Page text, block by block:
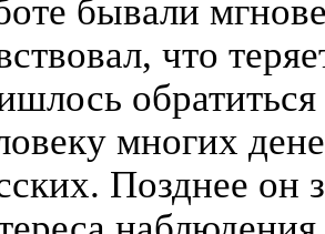
бывали
что
многих
Позднее он